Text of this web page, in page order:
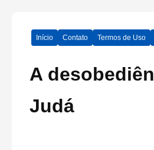
Início Contato Termos de Uso
A
Judá